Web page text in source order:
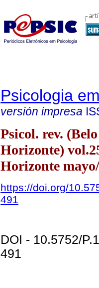
Psicologia
versión impresa
Psicol. rev. (Belo
Horizonte)
Horizonte
https://doi.org/
491
DOI - 10.5752/
491